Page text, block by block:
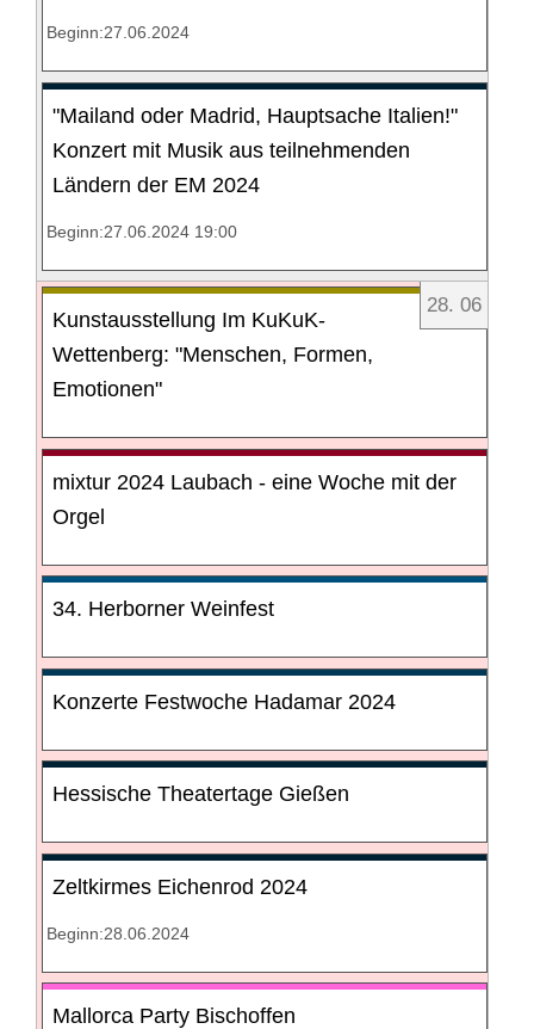
Beginn:27.06.2024
"Mailand oder Madrid, Hauptsache Italien!"
Konzert mit Musik aus teilnehmenden
Ländern der EM 2024
Beginn:27.06.2024 19:00
28. 06
Kunstausstellung Im KuKuK-
Wettenberg: "Menschen, Formen,
Emotionen"
mixtur 2024 Laubach - eine Woche mit der
Orgel
34. Herborner Weinfest
Konzerte Festwoche Hadamar 2024
Hessische Theatertage Gießen
Zeltkirmes Eichenrod 2024
Beginn:28.06.2024
Mallorca Party Bischoffen